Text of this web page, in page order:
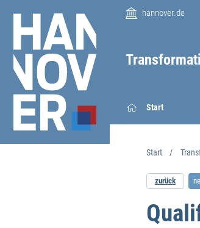
Start
hannover.de
Start
zurück